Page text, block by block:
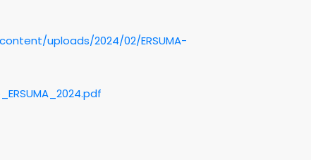
uploads/2024/02/ERSUMA-